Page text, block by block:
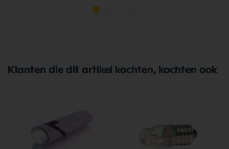
Klanten die dit artikel kochten, kochten ook